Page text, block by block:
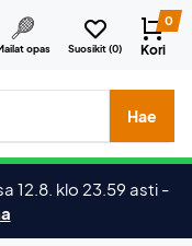
opas Suosikit (0)
0
Kori
Hae
12.8. klo 23.59 asti -